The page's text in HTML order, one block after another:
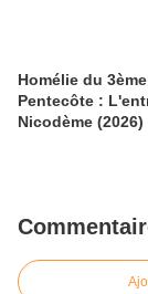
Homélie du
Pentecôte :
Nicodème (2026)